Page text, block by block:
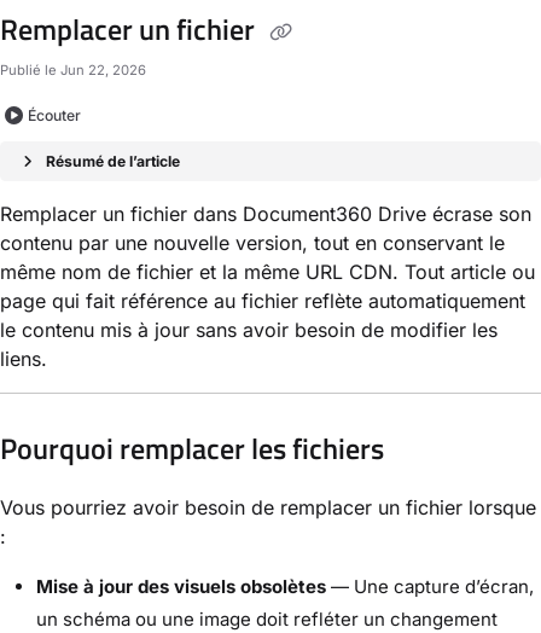
Remplacer un fichier
Publié le Jun 22, 2026
Écouter
Résumé de l’article
Remplacer un fichier dans Document360 Drive écrase son
contenu par une nouvelle version, tout en conservant le
même nom de fichier et la même URL CDN. Tout article ou
page qui fait référence au fichier reflète automatiquement
le contenu mis à jour sans avoir besoin de modifier les
liens.
Pourquoi remplacer les fichiers
Vous pourriez avoir besoin de remplacer un fichier lorsque
:
Mise à jour des visuels obsolètes — Une capture d’écran,
un schéma ou une image doit refléter un changement